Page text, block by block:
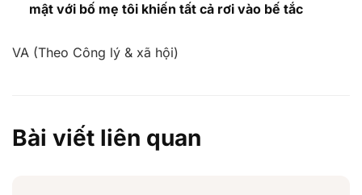
mật với bố mẹ tôi khiến tất cả rơi vào bế tắc
VA (Theo Công lý & xã hội)
Bài viết liên quan